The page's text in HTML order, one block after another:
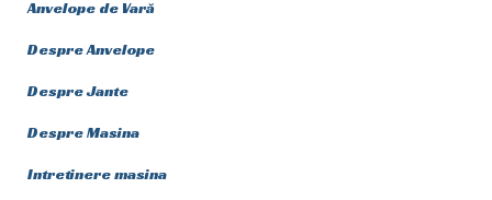
Anvelope de Vară
Despre Anvelope
Despre Jante
Despre Masina
Intretinere masina